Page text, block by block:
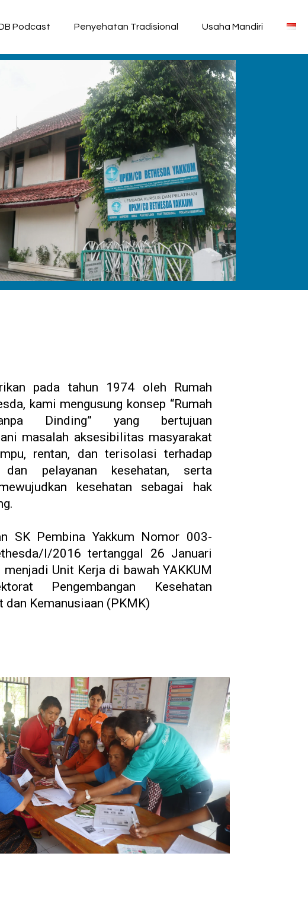
Podcast Penyehatan Tradisional Usaha Mandiri
pada tahun 1974 oleh Rumah
kami mengusung konsep “Rumah
Dinding” yang bertujuan
masalah aksesibilitas masyarakat
rentan, dan terisolasi terhadap
dan pelayanan kesehatan, serta
kesehatan sebagai hak
SK Pembina Yakkum Nomor 003-
l/2016 tertanggal 26 Januari
Unit Kerja di bawah YAKKUM
Pengembangan Kesehatan
dan Kemanusiaan (PKMK)